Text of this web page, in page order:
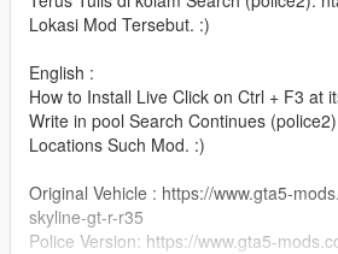
Lokasi Mod Tersebut. :)
English :
How to Install Live Click on Ctrl + F3 at
Write in pool Search Continues
Locations Such Mod. :)
Original Vehicle : https://www.gta5-
skyline-gt-r-r35
Police Version: https://www.gta5-